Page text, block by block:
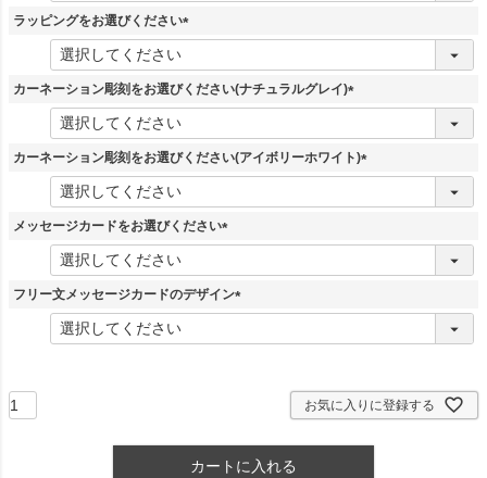
ラッピングをお選びください
(
須
カーネーション彫刻をお選びください(ナチュラルグレイ)
(
須
カーネーション彫刻をお選びください(アイボリーホワイト)
(
メッセージカードをお選びください
(
須
フリー文メッセージカードのデザイン
(
お気に入りに登録する
カートに入れる